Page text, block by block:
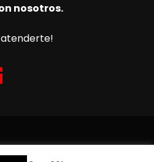
nosotros.
atenderte!